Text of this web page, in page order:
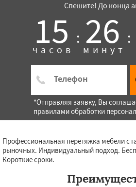
Спешите! До конца
15 :
часов 26 :
минут
*Отправляя заявку, Вы
правилами обработки
Профессиональная перетяжка мебели с
рыночных. Индивидуальный подход.
Короткие сроки.